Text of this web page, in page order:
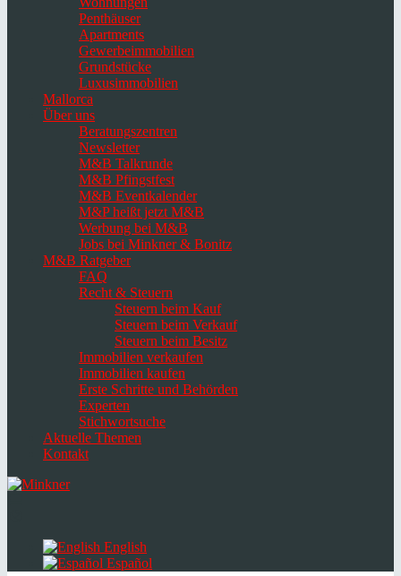
Penthäuser
Apartments
Gewerbeimmobilien
Grundstücke
Luxusimmobilien
Mallorca
Über uns
Beratungszentren
Newsletter
M&B Talkrunde
M&B Pfingstfest
M&B Eventkalender
M&P heißt jetzt M&B
Werbung bei M&B
Jobs bei Minkner & Bonitz
M&B Ratgeber
FAQ
Recht & Steuern
Steuern beim Kauf
Steuern beim Verkauf
Steuern beim Besitz
Immobilien verkaufen
Immobilien kaufen
Erste Schritte und Behörden
Experten
Stichwortsuche
Aktuelle Themen
Kontakt
English
Español